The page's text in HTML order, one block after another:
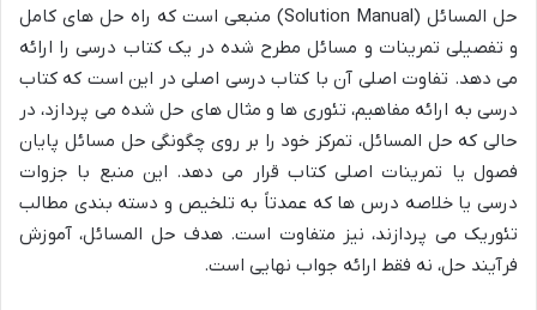
حل المسائل (Solution Manual) منبعی است که راه حل های کامل
و تفصیلی تمرینات و مسائل مطرح شده در یک کتاب درسی را ارائه
می دهد. تفاوت اصلی آن با کتاب درسی اصلی در این است که کتاب
درسی به ارائه مفاهیم، تئوری ها و مثال های حل شده می پردازد، در
حالی که حل المسائل، تمرکز خود را بر روی چگونگی حل مسائل پایان
فصول یا تمرینات اصلی کتاب قرار می دهد. این منبع با جزوات
درسی یا خلاصه درس ها که عمدتاً به تلخیص و دسته بندی مطالب
تئوریک می پردازند، نیز متفاوت است. هدف حل المسائل، آموزش
فرآیند حل، نه فقط ارائه جواب نهایی است.